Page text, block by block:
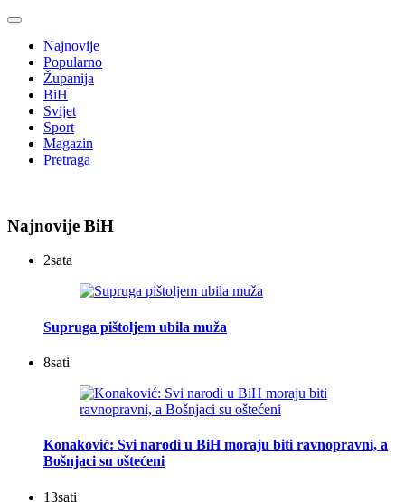
Najnovije
Popularno
Županija
BiH
Svijet
Sport
Magazin
Pretraga
Najnovije BiH
2sata
Supruga pištoljem ubila muža
8sati
Konaković: Svi narodi u BiH moraju biti ravnopravni, a
Bošnjaci su oštećeni
13sati